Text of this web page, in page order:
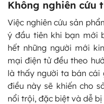
Không nghiên cứu
Việc nghiên cứu sản
ý đầu tiên khi bạn mới
hết những người mới
mại điện tử đều theo
là thấy người ta bán cái
điều này sẽ khiến cho
nổi trội, đặc biệt và dễ bị